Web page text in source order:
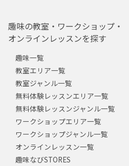
趣味の教室・ワークショップ・
オンラインレッスンを探す
趣味一覧
教室エリア一覧
教室ジャンル一覧
無料体験レッスンエリア一覧
無料体験レッスンジャンル一覧
ワークショップエリア一覧
ワークショップジャンル一覧
オンラインレッスン一覧
趣味なびSTORES